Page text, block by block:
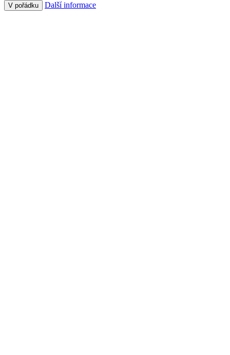
V pořádku Další informace